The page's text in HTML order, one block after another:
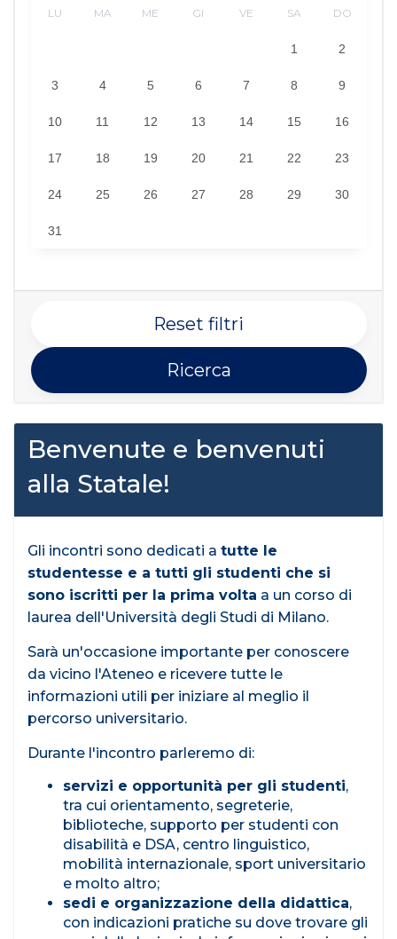
LU MA ME GI VE SA DO
1 2
3 4 5 6 7 8 9
10 11 12 13 14 15 16
17 18 19 20 21 22 23
24 25 26 27 28 29 30
31
Reset filtri
Ricerca
Benvenute e benvenuti
alla Statale!
Gli incontri sono dedicati a tutte le
studentesse e a tutti gli studenti che si
sono iscritti per la prima volta a un corso di
laurea dell'Università degli Studi di Milano.
Sarà un'occasione importante per conoscere
da vicino l'Ateneo e ricevere tutte le
informazioni utili per iniziare al meglio il
percorso universitario.
Durante l'incontro parleremo di:
servizi e opportunità per gli studenti,
tra cui orientamento, segreterie,
biblioteche, supporto per studenti con
disabilità e DSA, centro linguistico,
mobilità internazionale, sport universitario
e molto altro;
sedi e organizzazione della didattica,
con indicazioni pratiche su dove trovare gli